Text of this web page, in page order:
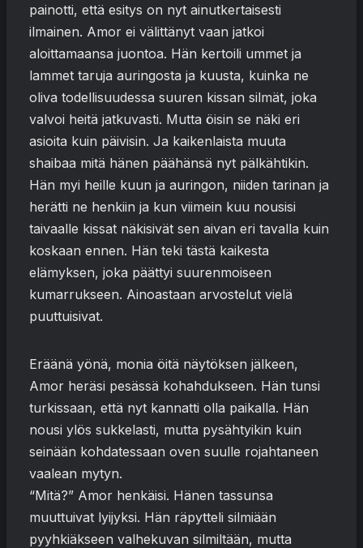
painotti, että esitys on nyt ainutkertaisesti
ilmainen. Amor ei välittänyt vaan jatkoi
aloittamaansa juontoa. Hän kertoili ummet ja
lammet taruja auringosta ja kuusta, kuinka ne
oliva todellisuudessa suuren kissan silmät, joka
valvoi heitä jatkuvasti. Mutta öisin se näki eri
asioita kuin päivisin. Ja kaikenlaista muuta
shaibaa mitä hänen päähänsä nyt pälkähtikin.
Hän myi heille kuun ja auringon, niiden tarinan ja
herätti ne henkiin ja kun viimein kuu nousisi
taivaalle kissat näkisivät sen aivan eri tavalla kuin
koskaan ennen. Hän teki tästä kaikesta
elämyksen, joka päättyi suurenmoiseen
kumarrukseen. Ainoastaan arvostelut vielä
puuttuisivat.
Eräänä yönä, monia öitä näytöksen jälkeen,
Amor heräsi pesässä kohahdukseen. Hän tunsi
turkissaan, että nyt kannatti olla paikalla. Hän
nousi ylös sukkelasti, mutta pysähtyikin kuin
seinään kohdatessaan oven suulle rojahtaneen
vaalean mytyn.
“Mitä?” Amor henkäisi. Hänen tassunsa
muuttuivat lyijyksi. Hän räpytteli silmiään
pyyhkiäkseen valhekuvan silmiltään, mutta